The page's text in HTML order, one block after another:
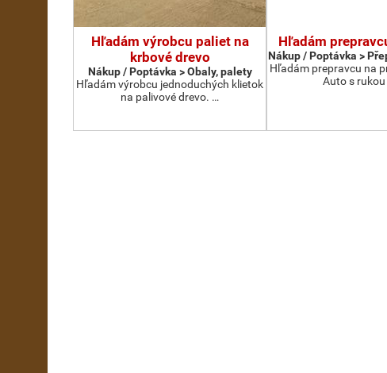
Hľadám výrobcu paliet na
krbové drevo
Nákup / Poptávka > Obaly, palety
Hľadám výrobcu jednoduchých klietok
na palivové drevo. …
Hľadám
Nákup / Poptávka >
Hľadám prepravcu na
Auto s rukou